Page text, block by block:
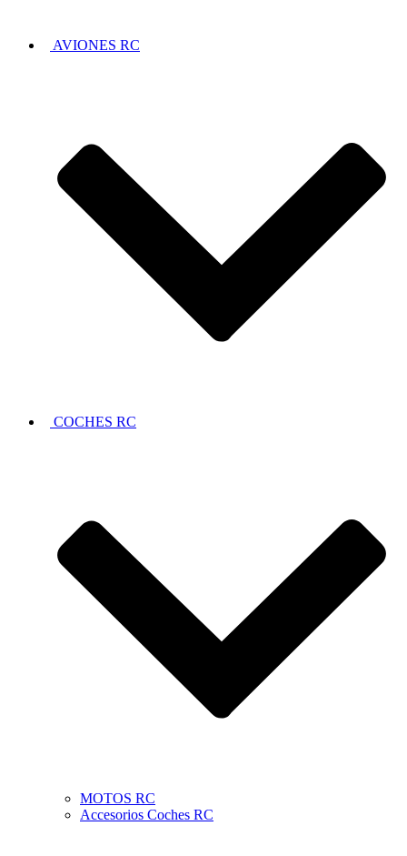
AVIONES RC
COCHES RC
MOTOS RC
Accesorios Coches RC